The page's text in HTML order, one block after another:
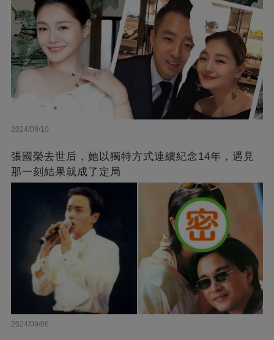
2024/09/10
張國榮去世后，她以獨特方式連續紀念14年，遇見
那一刻結果就成了定局
2024/09/06